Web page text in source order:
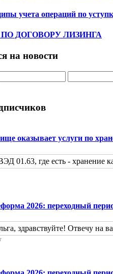
учета операций по
ДОГОВОРУ ЛИЗИНГА
на новости
оказывает услуги по
01.63, где есть - хранение
2026: переходный
здравствуйте! Отвечу на